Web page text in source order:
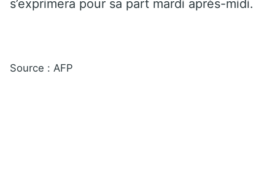
s’exprimera pour sa part mardi après-midi.
Source : AFP